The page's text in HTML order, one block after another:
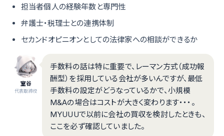
担当者個人の経験年数と専門性
弁護士・税理士との連携体制
セカンドオピニオンとしての法律家への相談ができるか
室谷
代表取締役
手数料の話は特に重要で、レーマン方式（成功報
酬型）を採用している会社が多いんですが、最低
手数料の設定がどうなっているかで、小規模
M&Aの場合はコストが大きく変わります・・・。
MYUUUで以前に会社の買収を検討したときも、
ここを必ず確認していました。